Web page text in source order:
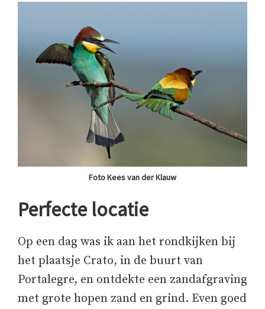
Foto Kees van der Klauw
Perfecte locatie
Op een dag was ik aan het rondkijken bij
het plaatsje Crato, in de buurt van
Portalegre, en ontdekte een zandafgraving
met grote hopen zand en grind. Even goed